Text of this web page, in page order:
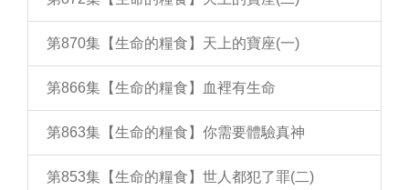
第870集【生命的糧食】天上的寶座(一)
第866集【生命的糧食】血裡有生命
第863集【生命的糧食】你需要體驗真神
第853集【生命的糧食】世人都犯了罪(二)